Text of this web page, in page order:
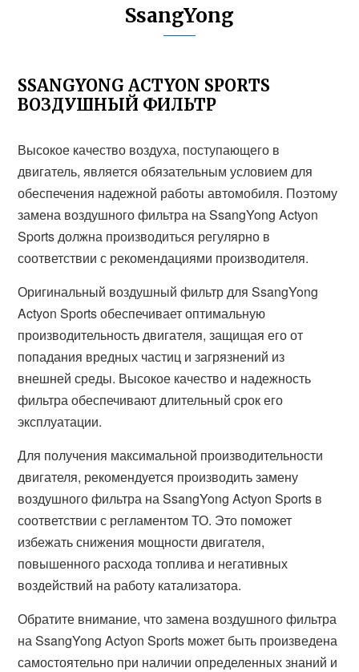
SsangYong
SSANGYONG ACTYON SPORTS
ВОЗДУШНЫЙ ФИЛЬТР
Высокое качество воздуха, поступающего в
двигатель, является обязательным условием для
обеспечения надежной работы автомобиля. Поэтому
замена воздушного фильтра на SsangYong Actyon
Sports должна производиться регулярно в
соответствии с рекомендациями производителя.
Оригинальный воздушный фильтр для SsangYong
Actyon Sports обеспечивает оптимальную
производительность двигателя, защищая его от
попадания вредных частиц и загрязнений из
внешней среды. Высокое качество и надежность
фильтра обеспечивают длительный срок его
эксплуатации.
Для получения максимальной производительности
двигателя, рекомендуется производить замену
воздушного фильтра на SsangYong Actyon Sports в
соответствии с регламентом ТО. Это поможет
избежать снижения мощности двигателя,
повышенного расхода топлива и негативных
воздействий на работу катализатора.
Обратите внимание, что замена воздушного фильтра
на SsangYong Actyon Sports может быть произведена
самостоятельно при наличии определенных знаний и